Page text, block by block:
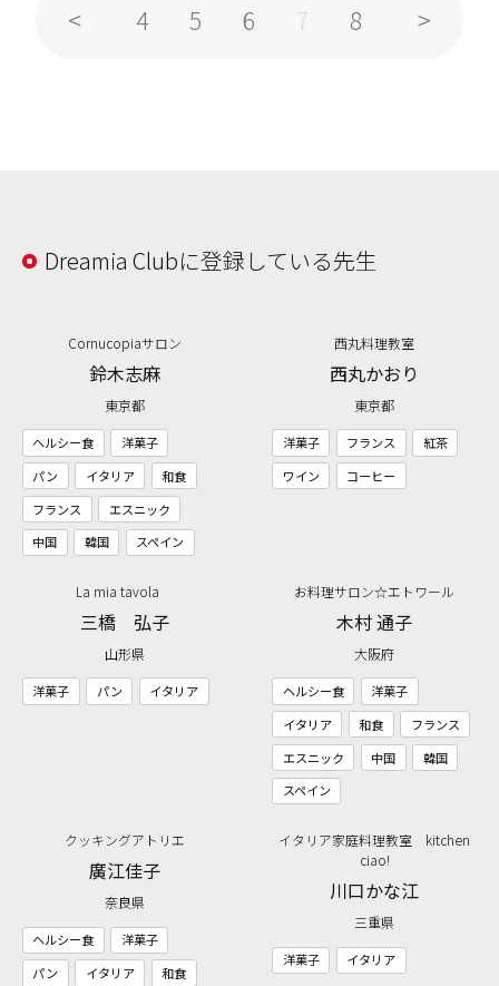
4 5 6 7 8
Dreamia Clubに登録している先生
Cornucopiaサロン
鈴木志麻
東京都
ヘルシー食
洋菓子
パン
イタリア
和食
フランス
エスニック
中国
韓国 スペイン
西丸料理教室
西丸かおり
東京都
洋菓子 フランス
紅茶
ワイン
コーヒー
La mia tavola
三橋 弘子
山形県
洋菓子 パン イタリア
お料理サロン☆エトワール
木村 通子
大阪府
ヘルシー食
洋菓子
イタリア
和食
フランス
エスニック
中国
韓国
スペイン
クッキングアトリエ
廣江佳子
奈良県
ヘルシー食
洋菓子
パン
イタリア 和食
イタリア家庭料理教室 kitchen
ciao!
川口かな江
三重県
洋菓子 イタリア